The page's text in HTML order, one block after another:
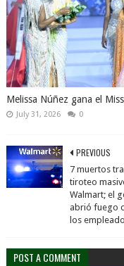
Melissa Núñez gana el
July 31, 2026 0
PREVIOUS
7 muertos
tiroteo
Walmart; el
abrió fuego
los
POST A COMMENT